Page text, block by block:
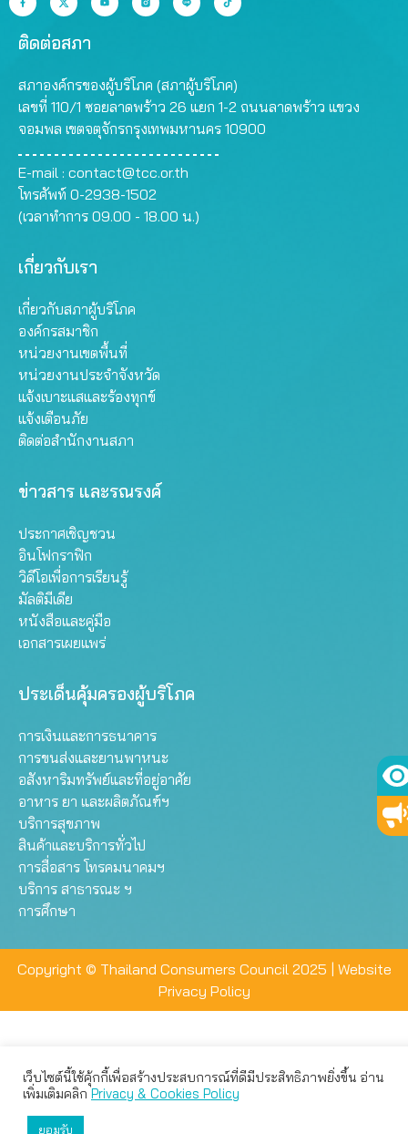
ติดต่อสภา
สภาองค์กรของผู้บริโภค (สภาผู้บริโภค)
เลขที่ 110/1 ซอยลาดพร้าว 26 แยก 1-2 ถนนลาดพร้าว แขวง
จอมพล เขตจตุจักรกรุงเทพมหานคร 10900
E-mail : contact@tcc.or.th
โทรศัพท์ 0-2938-1502
(เวลาทำการ 09.00 - 18.00 น.)
เกี่ยวกับเรา
เกี่ยวกับสภาผู้บริโภค
องค์กรสมาชิก
หน่วยงานเขตพื้นที่
หน่วยงานประจำจังหวัด
แจ้งเบาะแสและร้องทุกข์
แจ้งเตือนภัย
ติดต่อสำนักงานสภา
ข่าวสาร และรณรงค์
ประกาศเชิญชวน
อินโฟกราฟิก
วิดีโอเพื่อการเรียนรู้
มัลติมีเดีย
หนังสือและคู่มือ
เอกสารเผยแพร่
ประเด็นคุ้มครองผู้บริโภค
การเงินและการธนาคาร
การขนส่งและยานพาหนะ
อสังหาริมทรัพย์และที่อยู่อาศัย
อาหาร ยา และผลิตภัณฑ์ฯ
บริการสุขภาพ
สินค้าและบริการทั่วไป
การสื่อสาร โทรคมนาคมฯ
บริการ สาธารณะ ฯ
การศึกษา
Copyright © Thailand Consumers Council 2025 | Website
Privacy Policy
เว็บไซต์นี้ใช้คุ้กกี้เพื่อสร้างประสบการณ์ที่ดีมีประสิทธิภาพยิ่งขึ้น อ่าน
เพิ่มเติมคลิกPrivacy & Cookies Policy
ยอมรับ
เว็บไซต์นี้ใช้คุกกี้เพื่อมอบประสบการณ์การใช้งานที่ดีให้แก่ท่าน คุณ
สามารถเลือกตั้งค่าความเป็นส่วนตัวได้